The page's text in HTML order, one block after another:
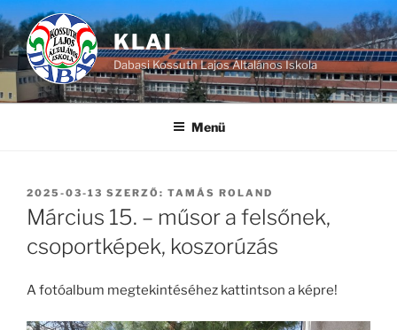
Tartalomhoz
KLAI
Dabasi Kossuth Lajos Általános Iskola
Menü
BEKÜLDVE:
2025-03-13 SZERZŐ: TAMÁS ROLAND
Március 15. – műsor a felsőnek,
csoportképek, koszorúzás
A fotóalbum megtekintéséhez kattintson a képre!